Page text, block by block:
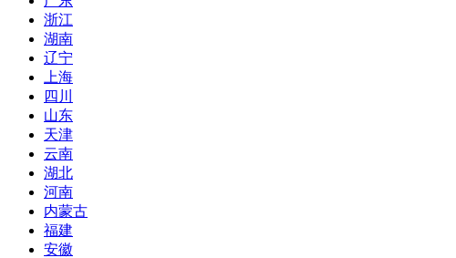
浙江
湖南
辽宁
上海
四川
山东
天津
云南
湖北
河南
内蒙古
福建
安徽